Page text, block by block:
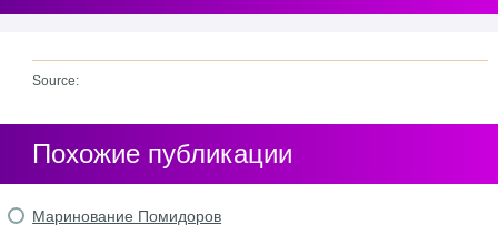
Source:
Похожие публикации
Маринование Помидоров